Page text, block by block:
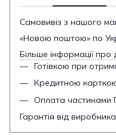
Самовивіз з нашого
«Новою поштою» по
Більше інформації про
Готівкою при
Кредитною
Оплата частинами
Гарантія від виробника